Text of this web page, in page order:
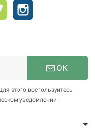
Vimeo
ОК
этого воспользуйтесь
уведомлении.